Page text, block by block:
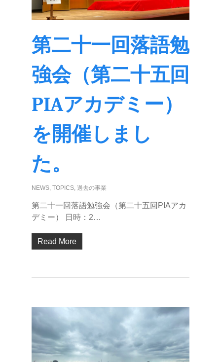
第二十一回落語勉
強会（第二十五回
PIAアカデミー）
を開催しまし
た。
NEWS TOPICS 過去の事業
第二十一回落語勉強会（第二十五回PIAアカ
デミー） 日時：2…
Read More